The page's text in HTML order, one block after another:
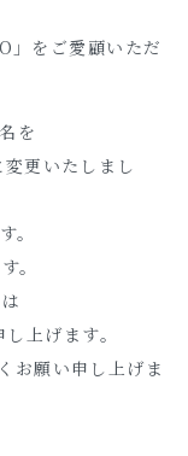
」をご愛顧いただ
を
更いたしまし
。
。
げます。
願い申し上げま